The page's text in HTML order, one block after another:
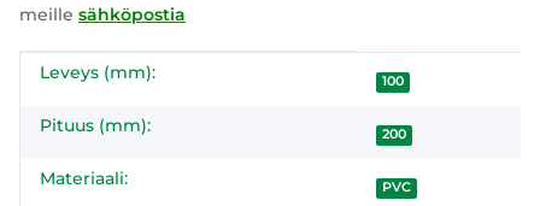
meille sähköpostia
#productDetails.itemInformation#
#productDetails.itemValue#
Leveys (mm): 100
Pituus (mm): 200
Materiaali: PVC